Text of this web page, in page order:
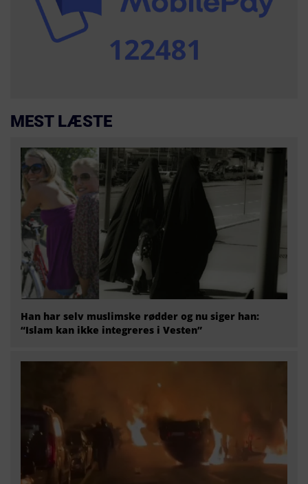
MEST LÆSTE
Han har selv muslimske rødder og nu siger han:
“Islam kan ikke integreres i Vesten”